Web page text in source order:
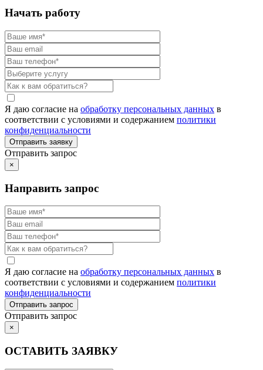
Начать работу
Я даю согласие на обработку персональных данных в
соответствии с условиями и содержанием политики
конфиденциальности
Отправить запрос
×
Направить запрос
Я даю согласие на обработку персональных данных в
соответствии с условиями и содержанием политики
конфиденциальности
Отправить запрос
×
ОСТАВИТЬ ЗАЯВКУ